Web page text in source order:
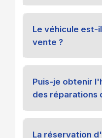
Le véhicule est-
vente ?
Puis-je obtenir
des réparations
La réservation